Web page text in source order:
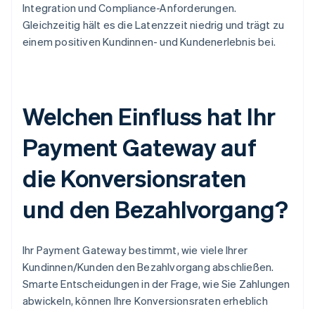
Integration und Compliance-Anforderungen.
Gleichzeitig hält es die Latenzzeit niedrig und trägt zu
einem positiven Kundinnen- und Kundenerlebnis bei.
Welchen Einfluss hat Ihr
Payment Gateway auf
die Konversionsraten
und den Bezahlvorgang?
Ihr Payment Gateway bestimmt, wie viele Ihrer
Kundinnen/Kunden den Bezahlvorgang abschließen.
Smarte Entscheidungen in der Frage, wie Sie Zahlungen
abwickeln, können Ihre Konversionsraten erheblich